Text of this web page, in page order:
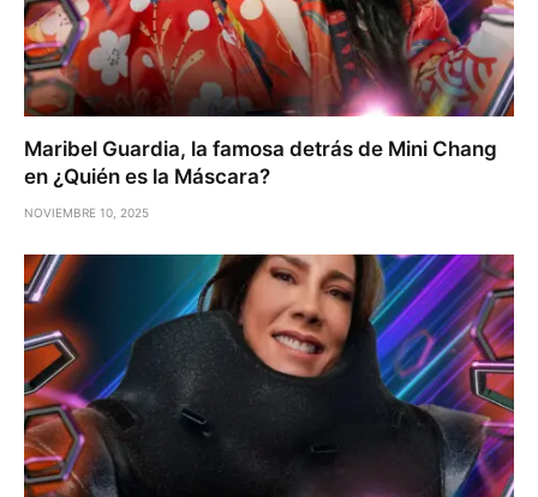
Maribel Guardia, la famosa detrás de Mini Chang
en ¿Quién es la Máscara?
NOVIEMBRE 10, 2025